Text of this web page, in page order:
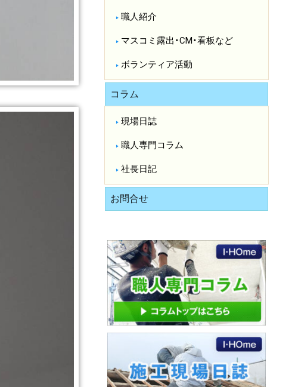
職人紹介
マスコミ露出・CM・看板など
ボランティア活動
コラム
現場日誌
職人専門コラム
社長日記
お問合せ